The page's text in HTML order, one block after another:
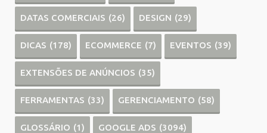
DATAS COMERCIAIS (26) DESIGN (29)
DICAS (178) ECOMMERCE (7) EVENTOS (39)
EXTENSÕES DE ANÚNCIOS (35)
FERRAMENTAS (33) GERENCIAMENTO (58)
GLOSSÁRIO (1) GOOGLE ADS (3094)